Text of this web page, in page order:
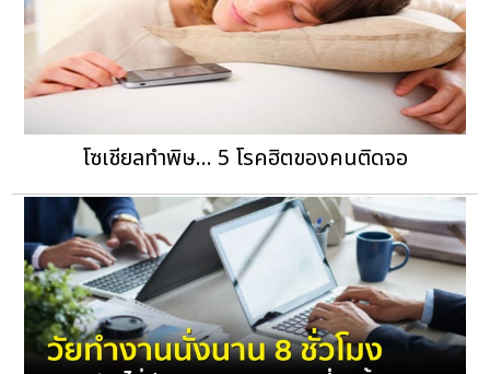
โซเชียลทำพิษ... 5 โรคฮิตของคนติดจอ